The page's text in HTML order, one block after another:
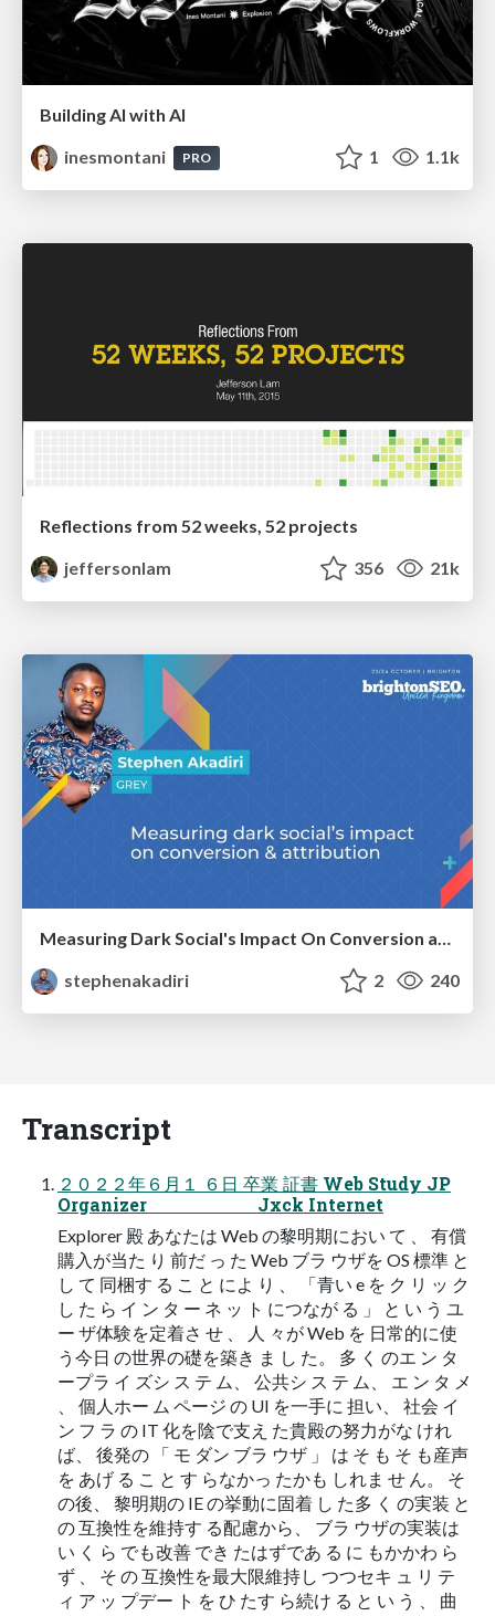
Building AI with AI
inesmontani
PRO 1 1.1k
Reflections from 52 weeks, 52 projects
jeffersonlam
356 21k
stephenakadiri
2 240
Transcript
２０２２年６月１ ６日 卒業 証書 Web Study JP
Organizer Jxck Internet
Explorer 殿 あなたは Web の黎明期におい て 、 有償
購入が当た り 前だ っ た Web ブラ ウザを OS 標準 と
し て 同梱す る こ と によ り 、 「青い e を ク リ ッ ク
し た ら イ ン タ ー ネ ッ ト につなが る 」 と い う ユ
ー ザ体験を定着さ せ 、 人 々が Web を 日常的に使
う今日 の世界の礎を築き ま し た。 多 く のエ ン タ
ープラ イ ズシ ス テ ム、 公共シ ス テ ム、 エ ン タ メ
、 個人ホー ム ページ の UI を一手に 担い、 社会 イ
ン フ ラ の IT 化を陰で支え た貴殿の努力がな けれ
ば、 後発の 「 モ ダン ブラ ウザ 」 は そ も そ も産声
を あげ る こ と す らなかっ たかも しれま せ ん。 そ
の後、 黎明期の IE の挙動に固着 し た多 く の実装 と
の 互換性を維持す る配慮から、 ブラ ウザの実装は
い く ら でも改善 でき たはずであ る に もかかわ ら
ず 、 そ の 互換性を最大限維持し つつセキ ュ リ テ
ィ ア ッ プデー ト を ひ たす ら続け る と い う 、 曲